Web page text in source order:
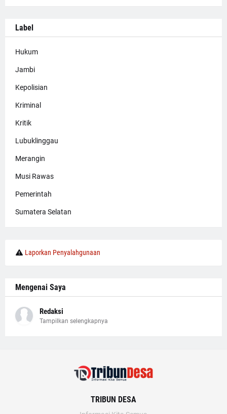
Label
Hukum
Jambi
Kepolisian
Kriminal
Kritik
Lubuklinggau
Merangin
Musi Rawas
Pemerintah
Sumatera Selatan
Laporkan Penyalahgunaan
Mengenai Saya
Redaksi
Tampilkan selengkapnya
TRIBUN DESA